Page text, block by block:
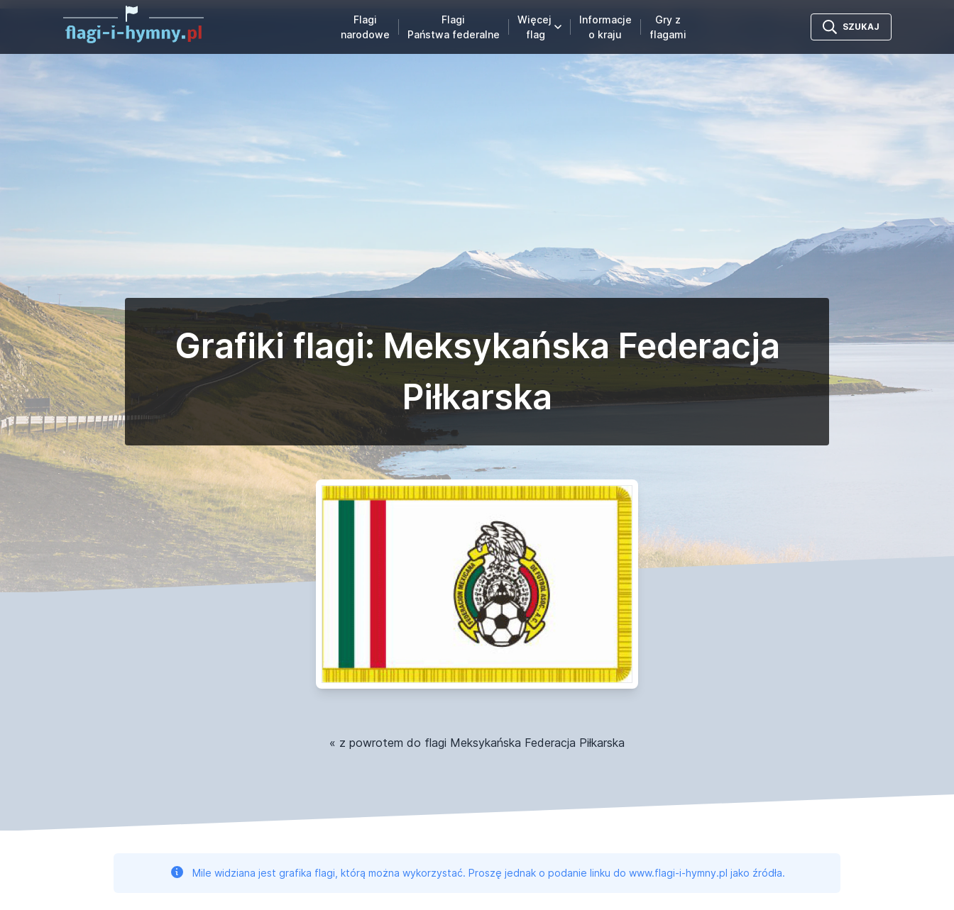
Flagi
narodowe
Flagi
Państwa federalne
Więcej
flag
Informacje
o kraju
Gry z
flagami
SZUKAJ
Grafiki flagi: Meksykańska Federacja
Piłkarska
« z powrotem do flagi Meksykańska Federacja Piłkarska
Mile widziana jest grafika flagi, którą można wykorzystać. Proszę jednak o podanie linku do www.flagi-i-hymny.pl jako źródła.